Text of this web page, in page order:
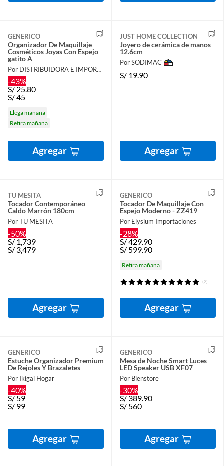
GENERICO
Organizador De Maquillaje
Cosméticos Joyas Con Espejo
gatito A
Por DISTRIBUIDORA E IMPORTADORA
-43%
S/25.80
S/45
Llega mañana
Retira mañana
Agregar
JUST HOME COLLECTION
Joyero de cerámica de manos
12.6cm
Por SODIMAC
S/ 19.90
Agregar
TU MESITA
Tocador Contemporáneo
Caldo Marrón 180cm
Por TU MESITA
-50%
S/ 1,739
S/ 3,479
Agregar
GENERICO
Tocador De Maquillaje Con
Espejo Moderno - ZZ419
Por Elysium Importaciones
-28%
S/429.90
S/ 599.90
Retira mañana
(2)
Agregar
GENERICO
Estuche Organizador Premium
De Rejoles Y Brazaletes
Por Ikigai Hogar
-40%
S/ 59
S/ 99
Agregar
GENERICO
Mesa de Noche Smart Luces
LED Speaker USB XF07
Por Bienstore
-30%
S/ 389.90
S/ 560
Agregar